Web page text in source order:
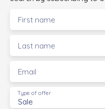
First name
Last name
Email
Sale
Type of offer